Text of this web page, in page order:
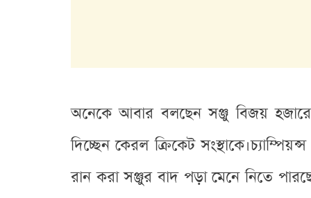
অনেকে আবার বলছেন সঞ্জু বিজয় হজারে
দিচ্ছেন কেরল ক্রিকেট
রান করা সঞ্জুর বাদ পড়া মেনে নিতে